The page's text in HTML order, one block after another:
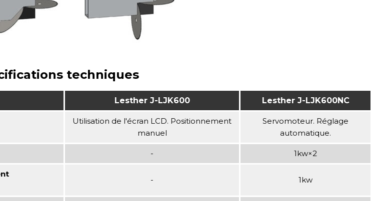
techniques
Lesther J-LJK600 Lesther J-LJK600NC
Utilisation de l'écran LCD. Positionnement
manuel
Servomoteur. Réglage
automatique.
- 1kw×2
- 1kw